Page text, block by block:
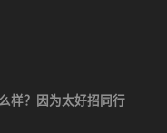
样？因为太好招同行